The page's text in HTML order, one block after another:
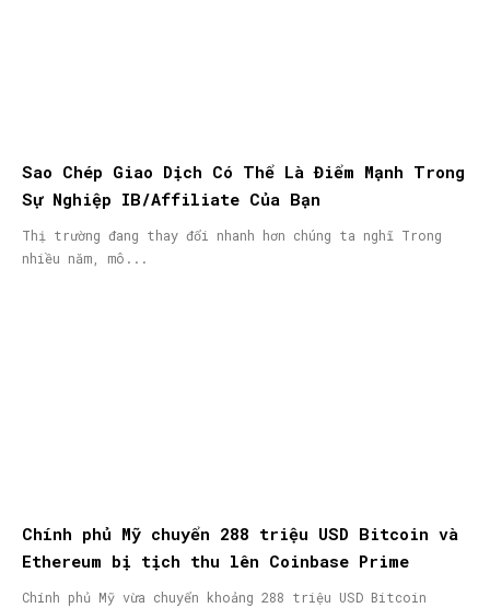
Sao Chép Giao Dịch Có Thể Là Điểm Mạnh Trong
Sự Nghiệp IB/Affiliate Của Bạn
Thị trường đang thay đổi nhanh hơn chúng ta nghĩ Trong
nhiều năm, mô...
Chính phủ Mỹ chuyển 288 triệu USD Bitcoin và
Ethereum bị tịch thu lên Coinbase Prime
Chính phủ Mỹ vừa chuyển khoảng 288 triệu USD Bitcoin